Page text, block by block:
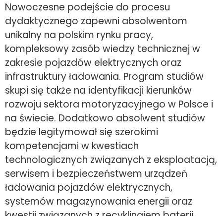
Nowoczesne podejście do procesu
dydaktycznego zapewni absolwentom
unikalny na polskim rynku pracy,
kompleksowy zasób wiedzy technicznej w
zakresie pojazdów elektrycznych oraz
infrastruktury ładowania. Program studiów
skupi się także na identyfikacji kierunków
rozwoju sektora motoryzacyjnego w Polsce i
na świecie. Dodatkowo absolwent studiów
będzie legitymował się szerokimi
kompetencjami w kwestiach
technologicznych związanych z eksploatacją,
serwisem i bezpieczeństwem urządzeń
ładowania pojazdów elektrycznych,
systemów magazynowania energii oraz